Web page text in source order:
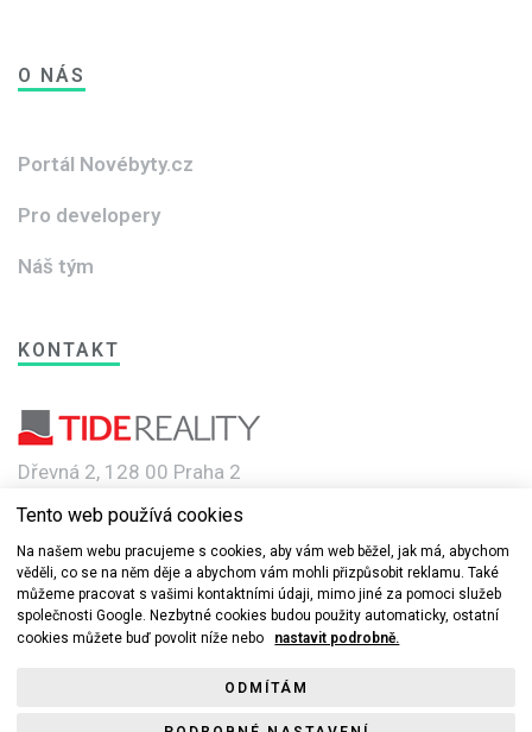
O NÁS
Portál Novébyty.cz
Pro developery
Náš tým
KONTAKT
Dřevná 2, 128 00 Praha 2
e-mail: info@novebyty.cz
© 2019-2022 Nové byty.cz s.r.o a TIDE REALITY spol. s r.o. Všechna
Tento web používá cookies
Na našem webu pracujeme s cookies, aby vám web běžel, jak má, abychom
věděli, co se na něm děje a abychom vám mohli přizpůsobit reklamu. Také
můžeme pracovat s vašimi kontaktními údaji, mimo jiné za pomoci služeb
společnosti Google. Nezbytné cookies budou použity automaticky, ostatní
cookies můžete buď povolit níže nebo
nastavit podrobně.
ODMÍTÁM